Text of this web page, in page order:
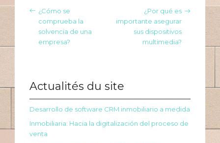
¿Cómo se
comprueba la
solvencia de una
empresa?
¿Por qué es
importante asegurar
sus dispositivos
multimedia?
Actualités du site
Desarrollo de software CRM inmobiliario a medida
Inmobiliaria: Hacia la digitalización del proceso de
venta